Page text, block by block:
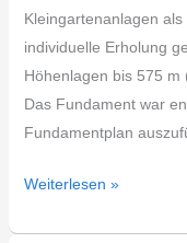
Kleingartenanlagen
individuelle Erholung
Höhenlagen bis 575 m
Das Fundament war
Fundamentplan
Weiterlesen »